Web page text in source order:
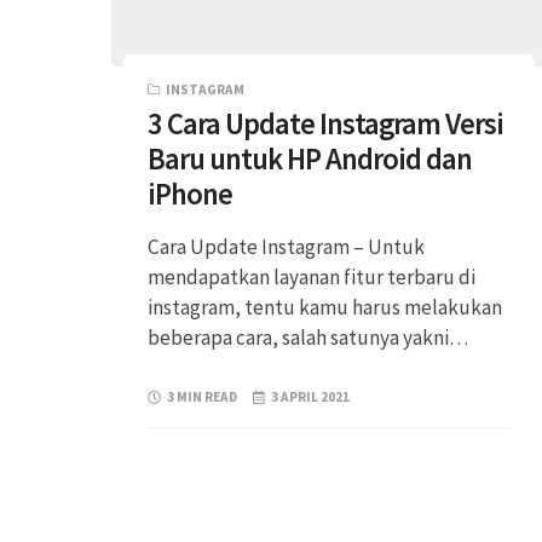
INSTAGRAM
3 Cara Update Instagram Versi
Baru untuk HP Android dan
iPhone
Cara Update Instagram – Untuk
mendapatkan layanan fitur terbaru di
instagram, tentu kamu harus melakukan
beberapa cara, salah satunya yakni…
3 MIN READ 3 APRIL 2021